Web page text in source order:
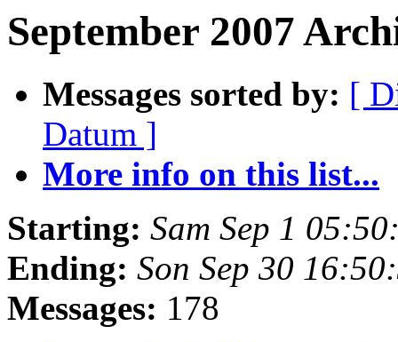
September 2007
Messages sorted by: [
Datum ]
More info on this list...
Starting: Sam Sep 1
Ending: Son Sep 30
Messages: 178